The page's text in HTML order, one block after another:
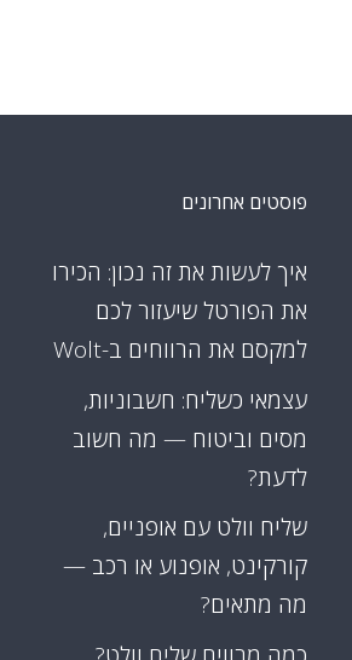
פוסטים אחרונים
איך לעשות את זה נכון: הכירו
את הפורטל שיעזור לכם
למקסם את הרווחים ב-Wolt
עצמאי כשליח: חשבוניות,
מסים וביטוח — מה חשוב
לדעת?
שליח וולט עם אופניים,
קורקינט, אופנוע או רכב —
מה מתאים?